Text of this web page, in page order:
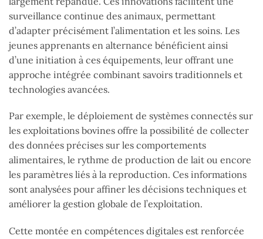
surveillance continue des animaux, permettant
d’adapter précisément l’alimentation et les soins. Les
jeunes apprenants en alternance bénéficient ainsi
d’une initiation à ces équipements, leur offrant une
approche intégrée combinant savoirs traditionnels et
technologies avancées.
Par exemple, le déploiement de systèmes connectés sur
les exploitations bovines offre la possibilité de collecter
des données précises sur les comportements
alimentaires, le rythme de production de lait ou encore
les paramètres liés à la reproduction. Ces informations
sont analysées pour affiner les décisions techniques et
améliorer la gestion globale de l’exploitation.
Cette montée en compétences digitales est renforcée